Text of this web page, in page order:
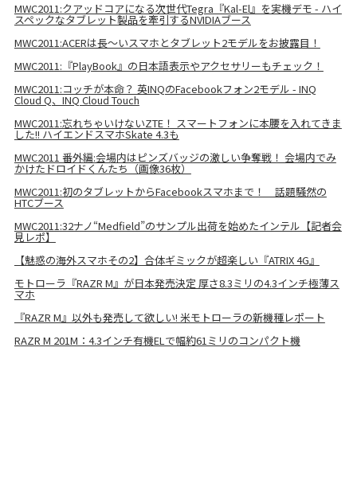
MWC2011:クアッドコアになる次世代Tegra『Kal-El』を実機デモ - ハイ
スペックなタブレット製品を牽引するNVIDIAブース
MWC2011:ACERは長～いスマホとタブレット2モデルをお披露目！
MWC2011:『PlayBook』の日本語表示やアクセサリーもチェック！
MWC2011:コッチが本命？ 英INQのFacebookフォン2モデル - INQ
Cloud Q、INQ Cloud Touch
MWC2011:忘れちゃいけないZTE！ スマートフォンに本腰を入れてきま
した!! ハイエンドスマホSkate 4.3も
MWC2011 番外編:会場内はピンズバッジの激しい争奪戦！ 会場内でみ
かけたドロイドくんたち（画像36枚）
MWC2011:初のタブレットからFacebookスマホまで！ 話題騒然の
HTCブース
MWC2011:32ナノ“Medfield”のサンプル出荷を始めたインテル【記者会
見レポ】
【魅惑の海外スマホその2】合体ギミックが超楽しい『ATRIX 4G』
モトローラ『RAZR M』が日本発売決定 厚さ8.3ミリの4.3インチ極薄ス
マホ
『RAZR M』以外も発売して欲しい! 米モトローラの新機種レポート
RAZR M 201M：4.3インチ有機ELで幅約61ミリのコンパクト機